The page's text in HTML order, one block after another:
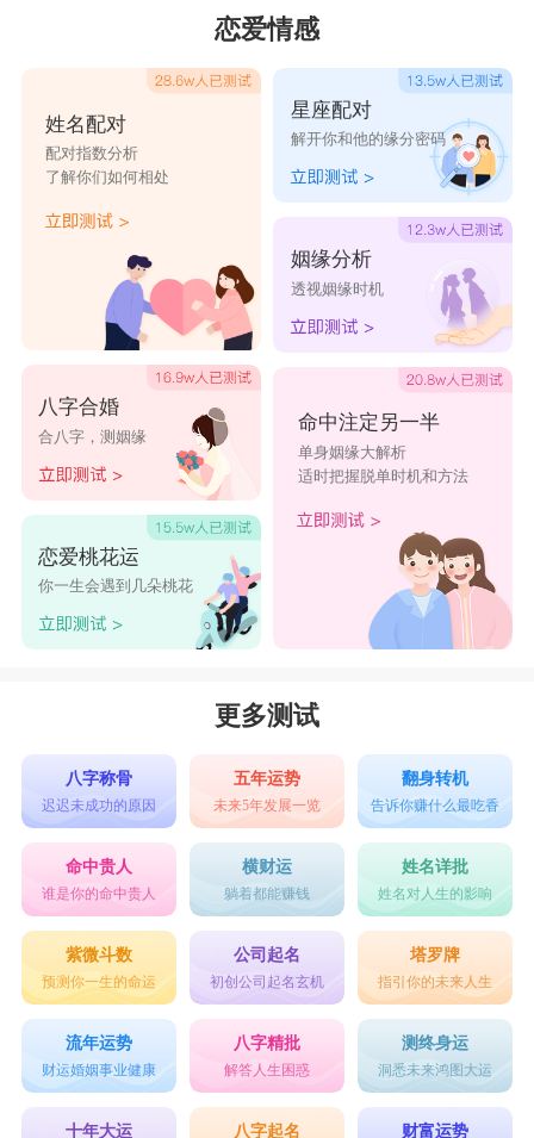
恋爱情感
姓名配对
配对指数分析
了解你们如何相处
八字合婚
合八字，测姻缘
恋爱桃花运
你一生会遇到几朵桃花
星座配对
解开你和他的缘分密码
姻缘分析
透视姻缘时机
命中注定另一半
单身姻缘大解析
适时把握脱单时机和方法
更多测试
八字称骨
迟迟未成功的原因
五年运势
未来5年发展一览
翻身转机
告诉你赚什么最吃香
命中贵人
谁是你的命中贵人
横财运
躺着都能赚钱
姓名详批
姓名对人生的影响
紫微斗数
预测你一生的命运
公司起名
初创公司起名玄机
塔罗牌
指引你的未来人生
流年运势
财运婚姻事业健康
八字精批
解答人生困惑
测终身运
洞悉未来鸿图大运
十年大运 八字起名 财富运势